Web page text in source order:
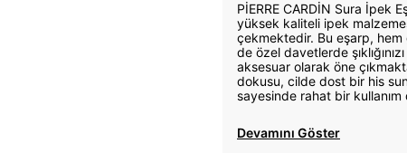
PİERRE CARDİN Sura İpek
yüksek kaliteli ipek
çekmektedir. Bu eşarp, hem
de özel davetlerde
aksesuar olarak öne
dokusu, cilde dost bir his
sayesinde rahat bir kullanım
Devamını Göster